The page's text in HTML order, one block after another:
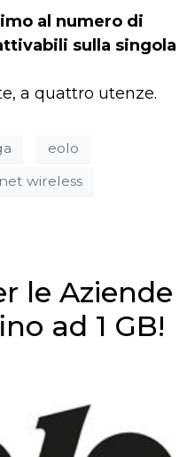
al numero di
sulla singola
a quattro utenze.
eolo
wireless
le Aziende
ad 1 GB!